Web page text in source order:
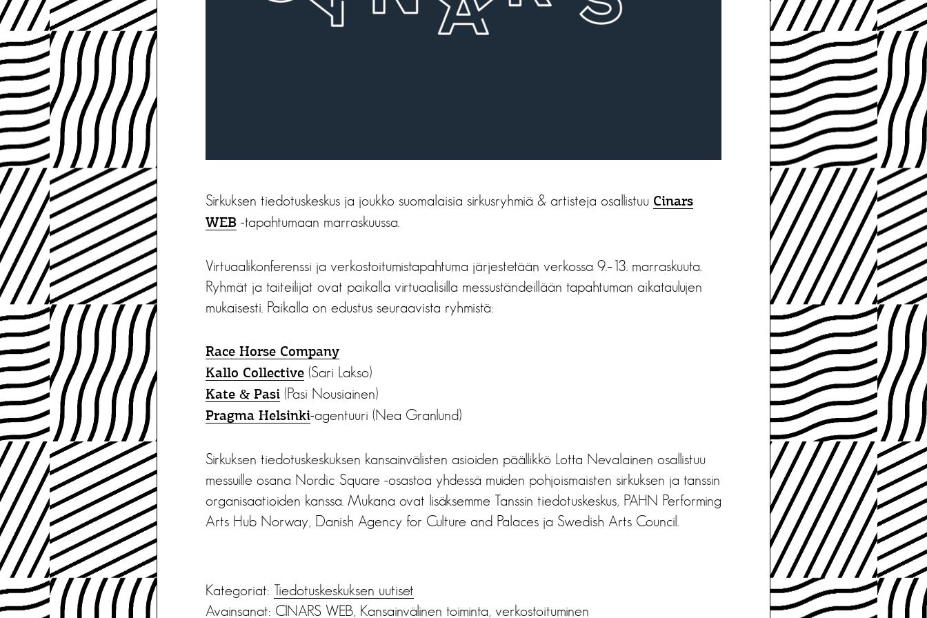
Sirkuksen tiedotuskeskus ja joukko suomalaisia sirkusryhmiä & artisteja osallistuu Cinars
WEB -tapahtumaan marraskuussa.
Virtuaalikonferenssi ja verkostoitumistapahtuma järjestetään verkossa 9.–13. marraskuuta.
Ryhmät ja taiteilijat ovat paikalla virtuaalisilla messuständeillään tapahtuman aikataulujen
mukaisesti. Paikalla on edustus seuraavista ryhmistä:
Race Horse Company
Kallo Collective (Sari Lakso)
Kate & Pasi (Pasi Nousiainen)
Pragma Helsinki-agentuuri (Nea Granlund)
Sirkuksen tiedotuskeskuksen kansainvälisten asioiden päällikkö Lotta Nevalainen osallistuu
messuille osana Nordic Square -osastoa yhdessä muiden pohjoismaisten sirkuksen ja tanssin
organisaatioiden kanssa. Mukana ovat lisäksemme Tanssin tiedotuskeskus, PAHN Performing
Arts Hub Norway, Danish Agency for Culture and Palaces ja Swedish Arts Council.
Kategoriat: Tiedotus­keskuksen uutiset
Avainsanat: CINARS WEB, Kansainvälinen toiminta, verkostoituminen